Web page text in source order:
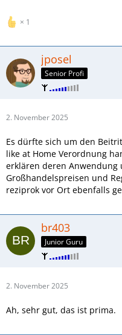
1
jposel
Senior Profi
2. November 2025
Es dürfte sich um den
like at Home Verordnung
erklären deren
Großhandelspreisen und
reziprok vor Ort ebenfalls
br403
Junior Guru
2. November 2025
Ah, sehr gut, das ist prima.